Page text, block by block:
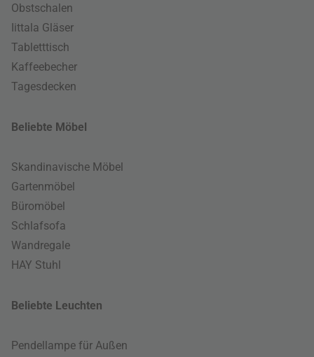
Obstschalen
Iittala Gläser
Tabletttisch
Kaffeebecher
Tagesdecken
Beliebte Möbel
Skandinavische Möbel
Gartenmöbel
Büromöbel
Schlafsofa
Wandregale
HAY Stuhl
Beliebte Leuchten
Pendellampe für Außen